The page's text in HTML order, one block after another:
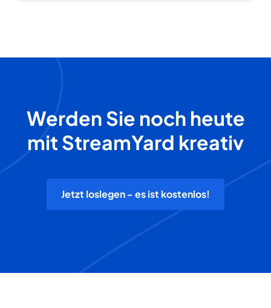
Werden Sie noch heute
mit StreamYard kreativ
Jetzt loslegen - es ist kostenlos!